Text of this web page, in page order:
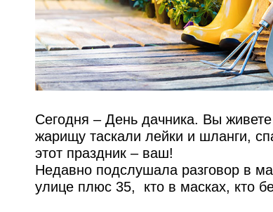
Сегодня – День дачника. Вы
жарищу таскали лейки и шланги,
этот праздник – ваш!
Недавно подслушала разговор в
улице плюс 35, кто в масках, кто